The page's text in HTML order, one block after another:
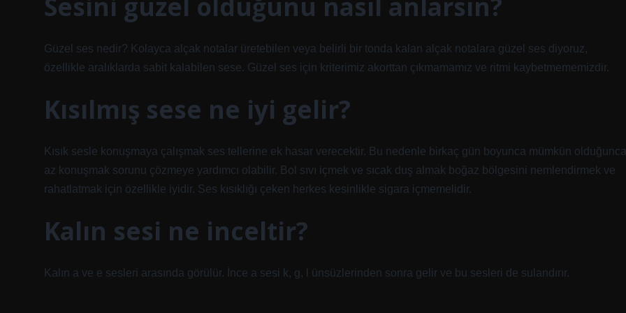
Güzel ses nedir? Kolayca alçak notalar üretebilen veya belirli bir tonda kalan alçak notalara güzel ses diyoruz,
özellikle aralıklarda sabit kalabilen sese. Güzel ses için kriterimiz akorttan çıkmamamız ve ritmi kaybetmememizdir.
Kısılmış sese ne iyi gelir?
Kısık sesle konuşmaya çalışmak ses tellerine ek hasar verecektir. Bu nedenle birkaç gün boyunca mümkün olduğunca
az konuşmak sorunu çözmeye yardımcı olabilir. Bol sıvı içmek ve sıcak duş almak boğaz bölgesini nemlendirmek ve
rahatlatmak için özellikle iyidir. Ses kısıklığı çeken herkes kesinlikle sigara içmemelidir.
Kalın sesi ne inceltir?
Kalın a ve e sesleri arasında görülür. İnce a sesi k, g, l ünsüzlerinden sonra gelir ve bu sesleri de sulandırır.